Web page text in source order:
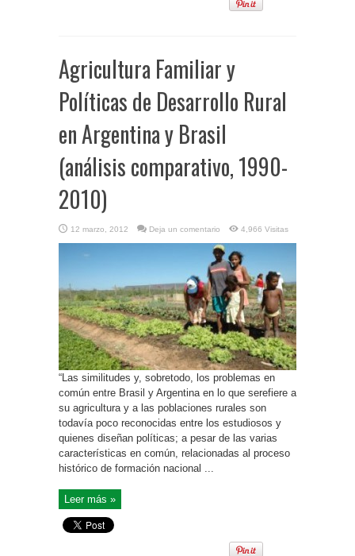
Agricultura Familiar y
Políticas de Desarrollo Rural
en Argentina y Brasil
(análisis comparativo, 1990-
2010)
12 marzo, 2012 Deja un comentario 4,966 Visitas
“Las similitudes y, sobretodo, los problemas en
común entre Brasil y Argentina en lo que serefiere a
su agricultura y a las poblaciones rurales son
todavía poco reconocidas entre los estudiosos y
quienes diseñan políticas; a pesar de las varias
características en común, relacionadas al proceso
histórico de formación nacional ...
Leer más »